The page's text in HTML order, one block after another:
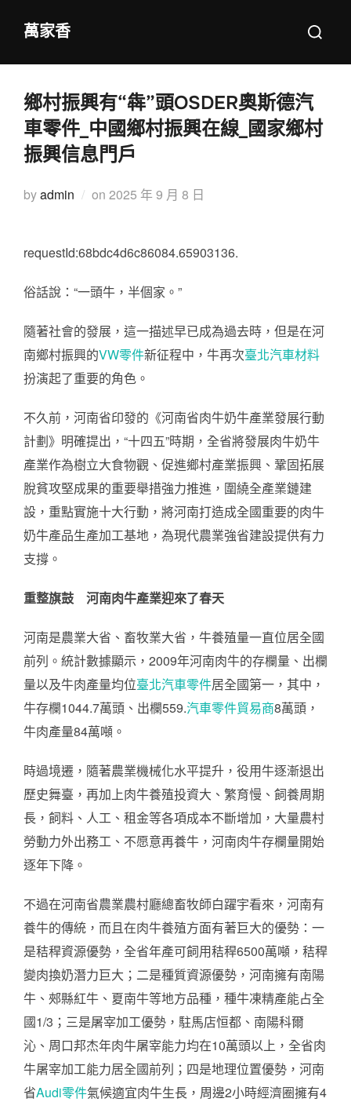
萬家香
Search
鄉村振興有“犇”頭OSDER奧斯德汽
車零件_中國鄉村振興在線_國家鄉村
振興信息門戶
byadmin on Posted
2025 年 9 月 8 日
requestId:68bdc4d6c86084.65903136.
俗話說：“一頭牛，半個家。”
隨著社會的發展，這一描述早已成為過去時，但是在河
南鄉村振興的VW零件新征程中，牛再次臺北汽車材料
扮演起了重要的角色。
不久前，河南省印發的《河南省肉牛奶牛產業發展行動
計劃》明確提出，“十四五”時期，全省將發展肉牛奶牛
產業作為樹立大食物觀、促進鄉村產業振興、鞏固拓展
脫貧攻堅成果的重要舉措強力推進，圍繞全產業鏈建
設，重點實施十大行動，將河南打造成全國重要的肉牛
奶牛產品生產加工基地，為現代農業強省建設提供有力
支撐。
重整旗鼓 河南肉牛產業迎來了春天
河南是農業大省、畜牧業大省，牛養殖量一直位居全國
前列。統計數據顯示，2009年河南肉牛的存欄量、出欄
量以及牛肉產量均位臺北汽車零件居全國第一，其中，
牛存欄1044.7萬頭、出欄559.汽車零件貿易商8萬頭，
牛肉產量84萬噸。
時過境遷，隨著農業機械化水平提升，役用牛逐漸退出
歷史舞臺，再加上肉牛養殖投資大、繁育慢、飼養周期
長，飼料、人工、租金等各項成本不斷增加，大量農村
勞動力外出務工、不愿意再養牛，河南肉牛存欄量開始
逐年下降。
不過在河南省農業農村廳總畜牧師白躍宇看來，河南有
養牛的傳統，而且在肉牛養殖方面有著巨大的優勢：一
是秸稈資源優勢，全省年產可飼用秸稈6500萬噸，秸稈
變肉換奶潛力巨大；二是種質資源優勢，河南擁有南陽
牛、郟縣紅牛、夏南牛等地方品種，種牛凍精產能占全
國1/3；三是屠宰加工優勢，駐馬店恒都、南陽科爾
沁、周口邦杰年肉牛屠宰能力均在10萬頭以上，全省肉
牛屠宰加工能力居全國前列；四是地理位置優勢，河南
省Audi零件氣候適宜肉牛生長，周邊2小時經濟圈擁有4